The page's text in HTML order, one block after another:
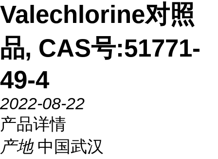
Valechlorine对照
品, CAS号:51771-
49-4
2022-08-22
产品详情
产地 中国武汉